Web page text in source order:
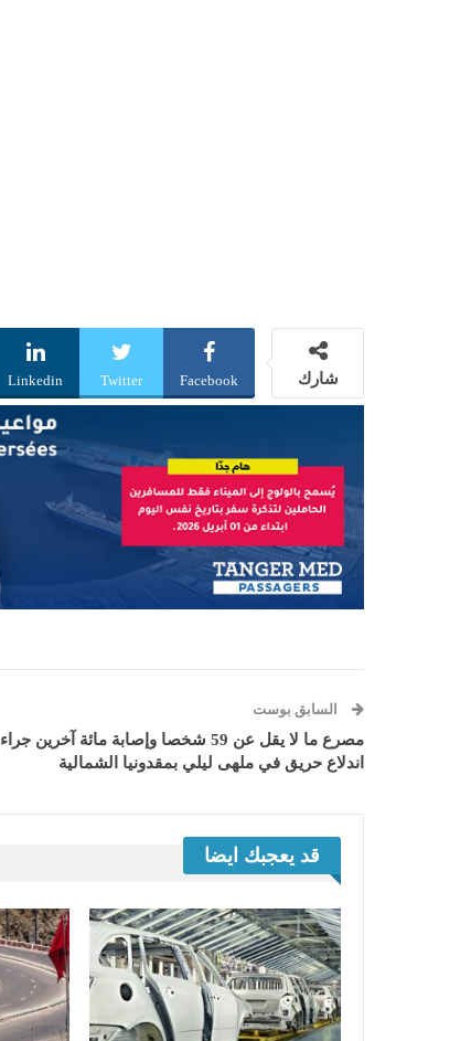
شارك Facebook
Twitter
Linkedin
السابق بوست
مصرع ما لا يقل عن 59 شخصا وإصابة مائة آخرين جراء
اندلاع حريق في ملهى ليلي بمقدونيا الشمالية
قد يعجبك ايضا